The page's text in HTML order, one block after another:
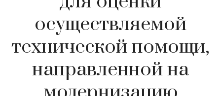
осуществляемой
технической помощи,
направленной на